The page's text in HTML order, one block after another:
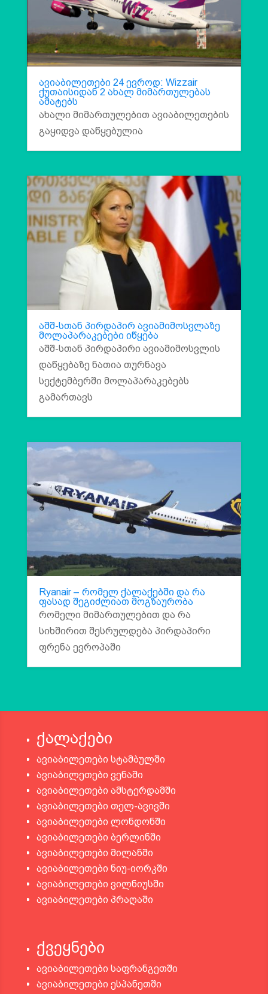
ავიაბილეთები 24 ევროდ: Wizzair
ქუთაისიდან 2 ახალ მიმართულებას
ამატებს
ახალი მიმართულებით ავიაბილეთების
გაყიდვა დაწყებულია
აშშ-სთან პირდაპირ ავიამიმოსვლაზე
მოლაპარაკებები იწყება
აშშ-სთან პირდაპირი ავიამიმოსვლის
დაწყებაზე ნათია თურნავა
სექტემბერში მოლაპარაკებებს
გამართავს
Ryanair – რომელ ქალაქებში და რა
ფასად შეგიძლიათ მოგზაურობა
რომელი მიმართულებით და რა
სიხშირით შესრულდება პირდაპირი
ფრენა ევროპაში
ქალაქები
ავიაბილეთები სტამბულში
ავიაბილეთები ვენაში
ავიაბილეთები ამსტერდამში
ავიაბილეთები თელ-ავივში
ავიაბილეთები ლონდონში
ავიაბილეთები ბერლინში
ავიაბილეთები მილანში
ავიაბილეთები ნიუ-იორკში
ავიაბილეთები ვილნიუსში
ავიაბილეთები პრაღაში
ქვეყნები
ავიაბილეთები საფრანგეთში
ავიაბილეთები ესპანეთში